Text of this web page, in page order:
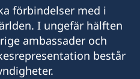
förbindelser med i
I ungefär hälften
ambassader och
består